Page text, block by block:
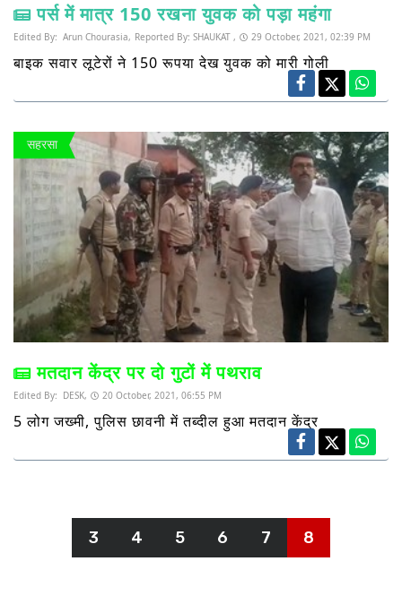
पर्स में मात्र 150 रखना युवक को पड़ा महंगा
Edited By: Arun Chourasia, Reported By: SHAUKAT , 29 October, 2021, 02:39 PM
बाइक सवार लूटेरों ने 150 रूपया देख युवक को मारी गोली
सहरसा
मतदान केंद्र पर दो गुटों में पथराव
Edited By: DESK, 20 October, 2021, 06:55 PM
5 लोग जख्मी, पुलिस छावनी में तब्दील हुआ मतदान केंद्र
3 4 5 6 7 8